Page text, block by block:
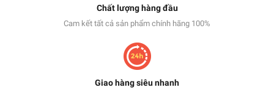
Chất lượng hàng đầu
Cam kết tất cả sản phẩm chính hãng 100%
Giao hàng siêu nhanh